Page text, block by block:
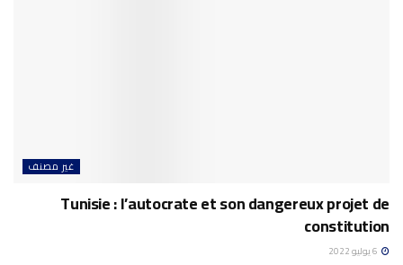
غير مصنف
Tunisie : l’autocrate et son dangereux projet de
constitution